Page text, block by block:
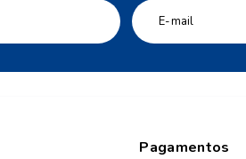
Pagamentos